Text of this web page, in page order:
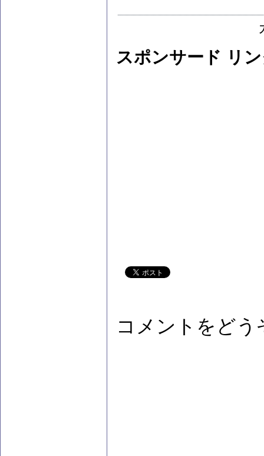
スポンサード リ
コメントをどう